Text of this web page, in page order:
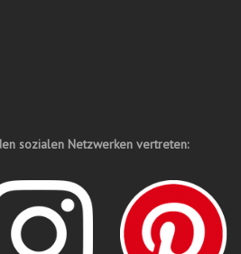
sozialen Netzwerken vertreten: